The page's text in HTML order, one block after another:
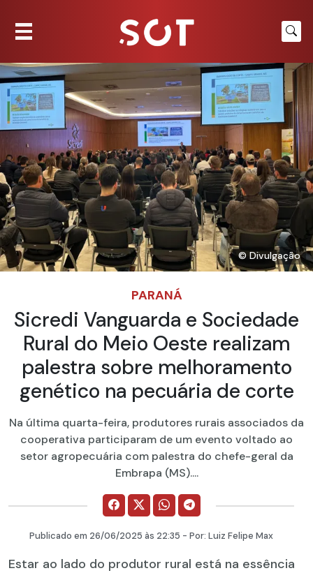
© Divulgação
PARANÁ
Sicredi Vanguarda e Sociedade
Rural do Meio Oeste realizam
palestra sobre melhoramento
genético na pecuária de corte
Na última quarta-feira, produtores rurais associados da
cooperativa participaram de um evento voltado ao
setor agropecuária com palestra do chefe-geral da
Embrapa (MS)....
Publicado em 26/06/2025 às 22:35 - Por: Luiz Felipe Max
Estar ao lado do produtor rural está na essência